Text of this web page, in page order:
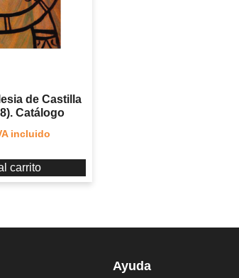
de Castilla
Catálogo
incluido
carrito
Ayuda